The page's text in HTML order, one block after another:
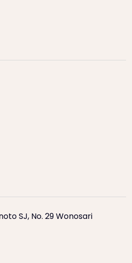
SJ, No. 29 Wonosari